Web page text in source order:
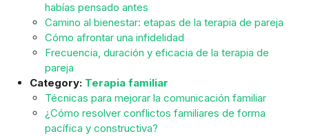
habías pensado antes
Camino al bienestar: etapas de la terapia de pareja
Cómo afrontar una infidelidad
Frecuencia, duración y eficacia de la terapia de
pareja
Category: Terapia familiar
Técnicas para mejorar la comunicación familiar
¿Cómo resolver conflictos familiares de forma
pacífica y constructiva?